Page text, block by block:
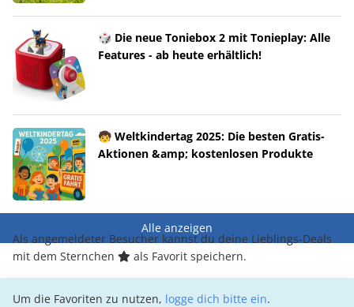
🎲 Die neue Toniebox 2 mit Tonieplay: Alle
Features - ab heute erhältlich!
🧒 Weltkindertag 2025: Die besten Gratis-
Aktionen &amp; kostenlosen Produkte
Alle anzeigen
Als angemeldeter Besucher kannst du deine Lieblings-Deals
mit dem Sternchen
als Favorit speichern.
Um die Favoriten zu nutzen, logge dich bitte ein.